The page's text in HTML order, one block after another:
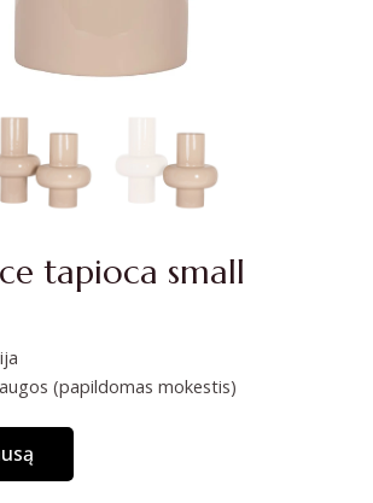
tapioca small
(papildomas mokestis)